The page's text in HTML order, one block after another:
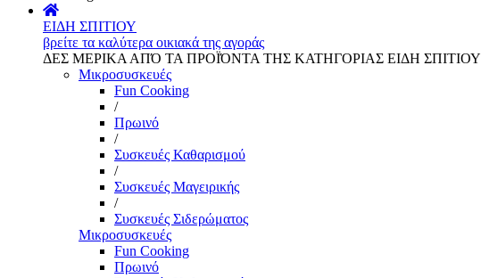
ΕΙΔΗ ΣΠΙΤΙΟΥ
βρείτε τα καλύτερα οικιακά της αγοράς
ΔΕΣ ΜΕΡΙΚΑ ΑΠΌ ΤΑ ΠΡΟΪΌΝΤΑ ΤΗΣ ΚΑΤΗΓΟΡΙΑΣ ΕΙΔΗ ΣΠΙΤΙΟΥ
Μικροσυσκευές
Fun Cooking
/
Πρωινό
/
Συσκευές Καθαρισμού
/
Συσκευές Μαγειρικής
/
Συσκευές Σιδερώματος
Μικροσυσκευές
Fun Cooking
Πρωινό